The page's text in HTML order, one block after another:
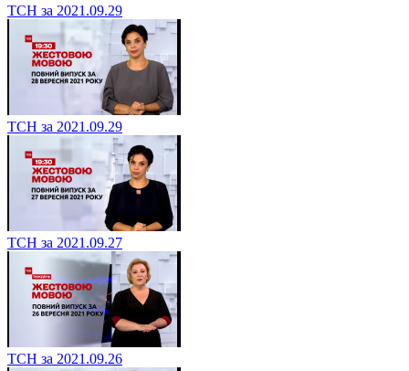
ТСН за 2021.09.29
ТСН за 2021.09.29
ТСН за 2021.09.27
ТСН за 2021.09.26